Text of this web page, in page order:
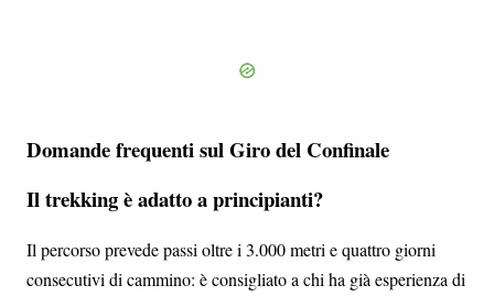
Domande frequenti sul Giro del Confinale
Il trekking è adatto a principianti?
Il percorso prevede passi oltre i 3.000 metri e quattro giorni
consecutivi di cammino: è consigliato a chi ha già esperienza di